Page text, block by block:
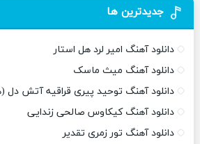
جدیدترین ها
دانلود آهنگ امیر لرد هل استار
دانلود آهنگ میث ماسک
دانلود آهنگ توحید پیری قراقیه آتش
دانلود آهنگ کیکاوس صالحی زندایی
دانلود آهنگ تور زمری تقدیر